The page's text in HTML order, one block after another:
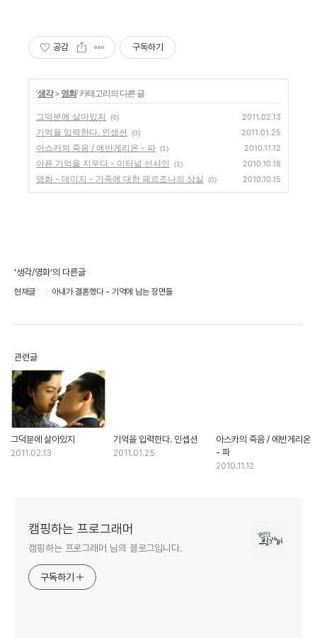
공감 구독하기
'생각> 영화' 카테고리의 다른 글
그덕분에 살아있지 (0) 2011.02.13
기억을 입력한다. 인셉션 (0) 2011.01.25
아스카의 죽음 / 에반게리온 - 파 (1) 2010.11.12
아픈 기억을 지우다 - 이터널 선샤인 (1) 2010.10.18
영화 - 데미지 - 가족에 대한 페르조나의 상실 (0) 2010.10.15
'생각/영화'의 다른글
현재글 아내가 결혼했다 - 기억에 남는 장면들
관련글
그덕분에 살아있지
2011.02.13
기억을 입력한다. 인셉션
2011.01.25
아스카의 죽음 / 에반게리온
- 파
2010.11.12
캠핑하는 프로그래머
캠핑하는 프로그래머 님의 블로그입니다.
구독하기